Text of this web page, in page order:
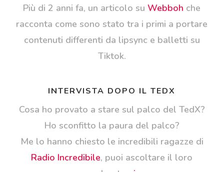
Più di 2 anni fa, un articolo suWebboh che
racconta come sono stato tra i primi a portare
contenuti differenti da lipsync e balletti su
Tiktok.
INTERVISTA DOPO IL TEDX
Cosa ho provato a stare sul palco del TedX?
Ho sconfitto la paura del palco?
Me lo hanno chiesto le incredibili ragazze di
Radio Incredibile, puoi ascoltare il loro